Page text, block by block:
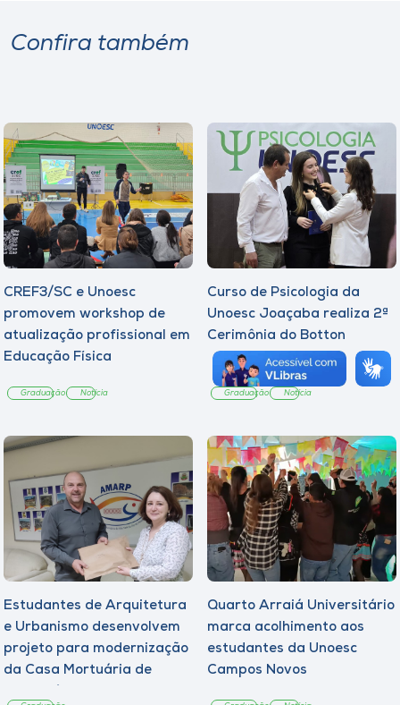
Confira também
CREF3/SC e Unoesc
promovem workshop de
atualização profissional em
Educação Física
Graduação Notícia
Curso de Psicologia da
Unoesc Joaçaba realiza 2ª
Cerimônia do Botton
Graduação Notícia
Estudantes de Arquitetura
e Urbanismo desenvolvem
projeto para modernização
da Casa Mortuária de
Quarto Arraiá Universitário
marca acolhimento aos
estudantes da Unoesc
Campos Novos